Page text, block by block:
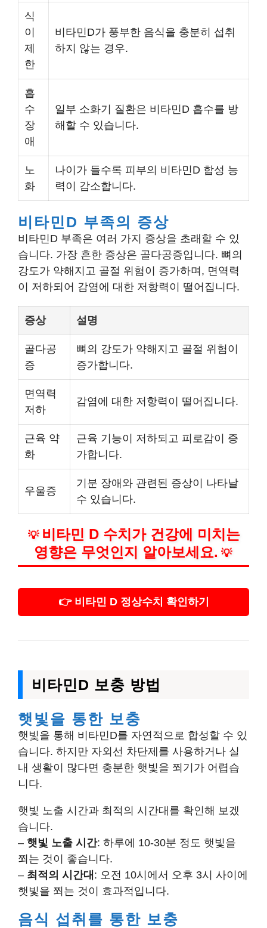
식
이
제
한
비타민D가 풍부한 음식을 충분히 섭취
하지 않는 경우.
흡
수
장
애
일부 소화기 질환은 비타민D 흡수를 방
해할 수 있습니다.
노
화
나이가 들수록 피부의 비타민D 합성 능
력이 감소합니다.
비타민D 부족의 증상
비타민D 부족은 여러 가지 증상을 초래할 수 있
습니다. 가장 흔한 증상은 골다공증입니다. 뼈의
강도가 약해지고 골절 위험이 증가하며, 면역력
이 저하되어 감염에 대한 저항력이 떨어집니다.
증상 설명
골다공
증
뼈의 강도가 약해지고 골절 위험이
증가합니다.
면역력
저하
감염에 대한 저항력이 떨어집니다.
근육 약
화
근육 기능이 저하되고 피로감이 증
가합니다.
우울증
기분 장애와 관련된 증상이 나타날
수 있습니다.
💡 비타민 D 수치가 건강에 미치는
영향은 무엇인지 알아보세요. 💡
👉 비타민 D 정상수치 확인하기
비타민D 보충 방법
햇빛을 통한 보충
햇빛을 통해 비타민D를 자연적으로 합성할 수 있
습니다. 하지만 자외선 차단제를 사용하거나 실
내 생활이 많다면 충분한 햇빛을 쬐기가 어렵습
니다.
햇빛 노출 시간과 최적의 시간대를 확인해 보겠
습니다.
– 햇빛 노출 시간: 하루에 10-30분 정도 햇빛을
쬐는 것이 좋습니다.
– 최적의 시간대 : 오전 10시에서 오후 3시 사이에
햇빛을 쬐는 것이 효과적입니다.
음식 섭취를 통한 보충